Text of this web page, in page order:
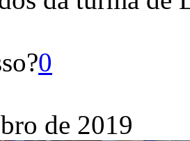
0
de 2019